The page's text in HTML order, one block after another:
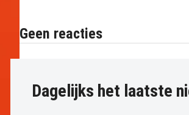
Geen reacties
Dagelijks het laatste